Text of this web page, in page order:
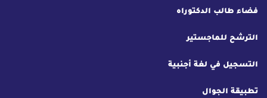
فضاء طالب الدكتوراه
الترشح للماجستير
التسجيل في لغة أجنبية
تطبيقة الجوال